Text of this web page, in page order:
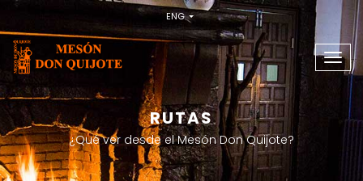
ENG
RUTAS
¿Qué ver desde el Mesón Don Quijote?